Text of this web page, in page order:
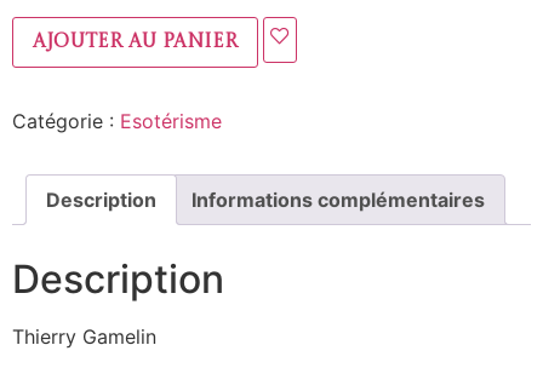
Ajouter au panier
Catégorie : Esotérisme
Description Informations complémentaires
Description
Thierry Gamelin